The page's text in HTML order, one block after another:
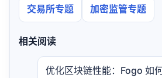
交易所专题 加密监管专题
相关阅读
优化区块链性能：Fogo 如